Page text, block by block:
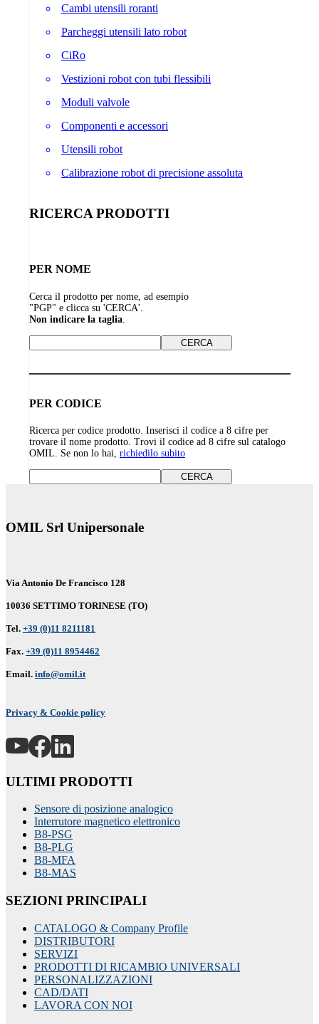
Cambi utensili roranti
Parcheggi utensili lato robot
CiRo
Vestizioni robot con tubi flessibili
Moduli valvole
Componenti e accessori
Utensili robot
Calibrazione robot di precisione assoluta
RICERCA PRODOTTI
PER NOME
Cerca il prodotto per nome, ad esempio
"PGP" e clicca su 'CERCA'.
Non indicare la taglia
PER CODICE
Ricerca per codice prodotto. Inserisci il codice a 8 cifre per
trovare il nome prodotto. Trovi il codice ad 8 cifre sul catalogo
OMIL. Se non lo hai, richiedilo subito
OMIL Srl Unipersonale
Via Antonio De Francisco 128
10036 SETTIMO TORINESE (TO)
Tel. +39 (0)11 8211181
Fax. +39 (0)11 8954462
Email. info@omil.it
Privacy & Cookie policy
ULTIMI PRODOTTI
Sensore di posizione analogico
Interrutore magnetico elettronico
B8-PSG
B8-PLG
B8-MFA
B8-MAS
SEZIONI PRINCIPALI
CATALOGO & Company Profile
DISTRIBUTORI
SERVIZI
PRODOTTI DI RICAMBIO UNIVERSALI
PERSONALIZZAZIONI
CAD/DATI
LAVORA CON NOI